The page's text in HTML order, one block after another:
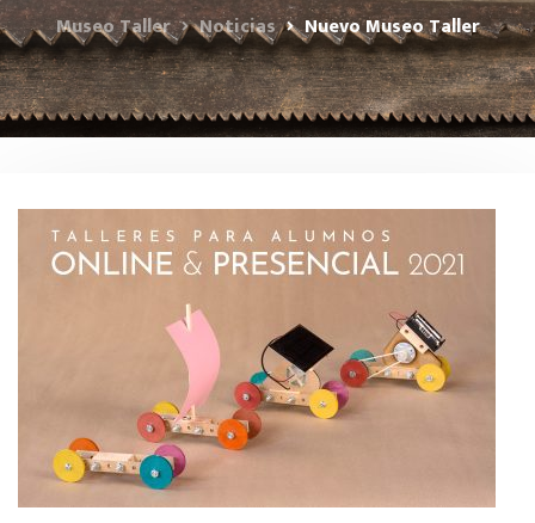
Museo Taller Noticias Nuevo Museo Taller